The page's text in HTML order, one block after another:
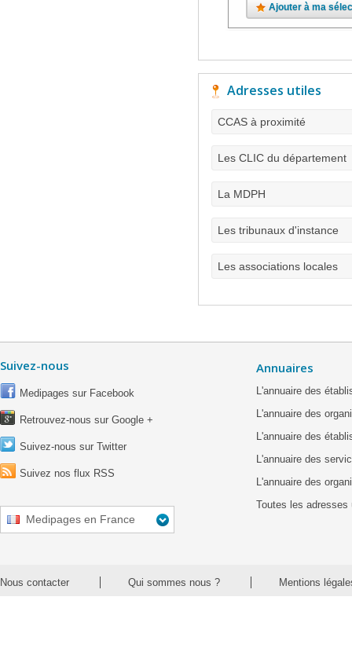
Ajouter à ma
Adresses utiles
CCAS à proximité
Les CLIC du département
La MDPH
Les tribunaux d'instance
Les associations locales
Suivez-nous
Medipages sur Facebook
Retrouvez-nous sur Google +
Suivez-nous sur Twitter
Suivez nos flux RSS
Medipages en France
Annuaires
L'annuaire des
L'annuaire des
L'annuaire des
L'annuaire des
L'annuaire des
Toutes les adresses
Nous contacter Qui sommes nous ? Mentions